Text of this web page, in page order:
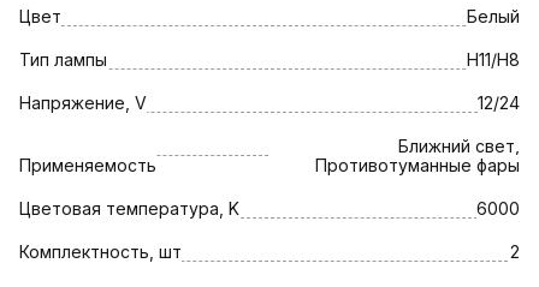
Цвет Белый
Тип лампы H11/H8
Напряжение, V 12/24
Применяемость
Ближний свет,
Противотуманные фары
Цветовая температура, K 6000
Комплектность, шт 2